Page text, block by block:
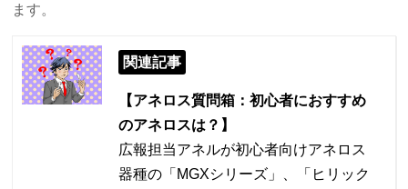
ます。
関連記事
【アネロス質問箱：初心者におすすめ
のアネロスは？】
広報担当アネルが初心者向けアネロス
器種の「MGXシリーズ」、「ヒリック